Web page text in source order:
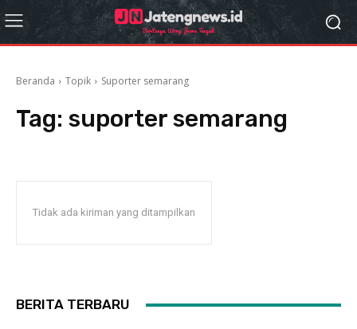
Beranda Topik Suporter semarang
Tag: suporter semarang
Tidak ada kiriman yang ditampilkan
BERITA TERBARU